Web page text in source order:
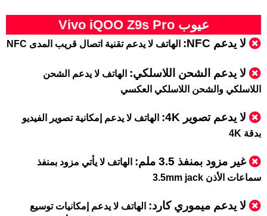
عيوب Vivo iQOO Z9s Pro
لا يدعم NFC : الهاتف لا يدعم تقنية اتصال قريب المدى NFC
لا يدعم الشحن اللاسلكي: الهاتف لا يدعم الشحن
اللاسلكي والشحن اللاسلكي العكسي
لا يدعم تصوير 4K:
الهاتف لا يدعم إمكانية تصوير الفيديو
بدقة 4K
غير مزود بمنفذ 3.5 ملم:
الهاتف لا يأتي مزود بمنفذ
سماعات الأذن 3.5mm jack
لا يدعم ميموري كارد: الهاتف لا يدعم إمكانيات توسيع